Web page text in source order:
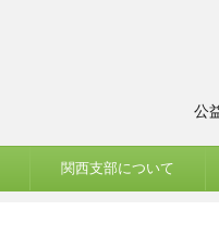
公
関西支部について